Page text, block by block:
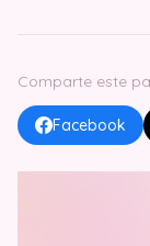
Comparte este
Facebook